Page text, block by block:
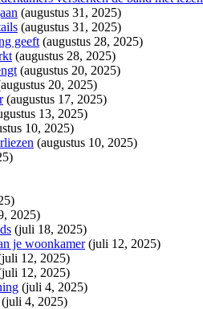
(augustus 31, 2025)
(augustus 31, 2025)
geeft (augustus 28, 2025)
(augustus 28, 2025)
(augustus 20, 2025)
20, 2025)
(augustus 17, 2025)
13, 2025)
10, 2025)
(augustus 10, 2025)
2025)
(juli 18, 2025)
je woonkamer (juli 12, 2025)
12, 2025)
12, 2025)
(juli 4, 2025)
(juli 4, 2025)